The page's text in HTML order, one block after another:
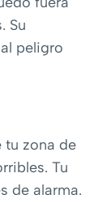
Su
peligro
tu zona de
Tu
de alarma.